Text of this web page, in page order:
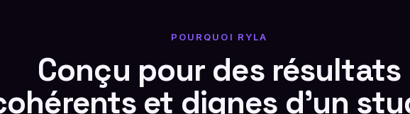
POURQUOI RYLA
Conçu pour des résultats
et dignes d'un